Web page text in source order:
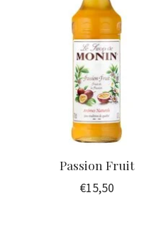
Passion Fruit
€15,50